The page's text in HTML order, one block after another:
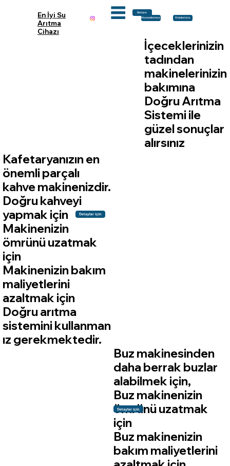
En İyi Su
Arıtma
Cihazı
İletişim
Hizmetlerimiz Ürünlerimiz
İçeceklerinizin
tadından
makinelerinizin
bakımına
Doğru Arıtma
Sistemi ile
güzel sonuçlar
alırsınız
Kafetaryanızın en
önemli parçalı
kahve makinenizdir.
Doğru kahveyi
yapmak için
Makinenizin
ömrünü uzatmak
için
Makinenizin bakım
maliyetlerini
azaltmak için
Doğru arıtma
sistemini kullanman
ız gerekmektedir.
Detaylar için
Buz makinesinden
daha berrak buzlar
alabilmek için,
Buz makinenizin
ömrünü uzatmak
için
Buz makinenizin
bakım maliyetlerini
Detaylar için